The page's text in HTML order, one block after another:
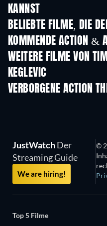
KANNST
BELIEBTE FILME, DIE
KOMMENDE ACTION &
WEITERE FILME VON
KEGLEVIC
VERBORGENE ACTION
JustWatchDer
Streaming Guide
We are hiring!
©
Top 5 Filme